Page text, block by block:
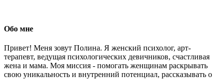
Обо мне
Привет! Меня зовут Полина. Я женский психолог, арт-
терапевт, ведущая психологических девичников, счастливая
жена и мама. Моя миссия - помогать женщинам раскрывать
свою уникальность и внутренний потенциал, рассказывать о